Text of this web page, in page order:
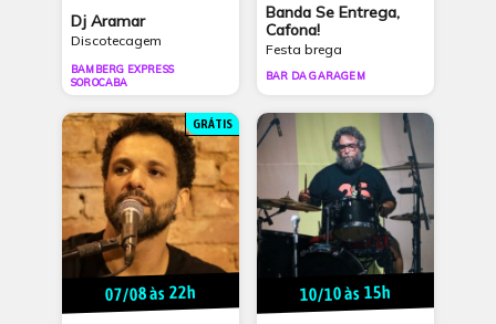
Dj Aramar
Discotecagem
BAMBERG EXPRESS
SOROCABA
Banda Se Entrega,
Cafona!
Festa brega
BAR DA GARAGEM
GRÁTIS
07/08 às 22h 10/10 às 15h